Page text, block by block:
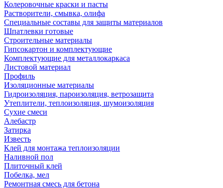
Колеровочные краски и пасты
Растворители, смывка, олифа
Специальные составы для защиты материалов
Шпатлевки готовые
Строительные материалы
Гипсокартон и комплектующие
Комплектующие для металлокаркаса
Листовой материал
Профиль
Изоляционные материалы
Гидроизоляция, пароизоляция, ветрозащита
Утеплители, теплоизоляция, шумоизоляция
Сухие смеси
Алебастр
Затирка
Известь
Клей для монтажа теплоизоляции
Наливной пол
Плиточный клей
Побелка, мел
Ремонтная смесь для бетона